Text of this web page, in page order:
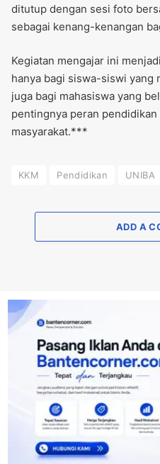
ditutup dengan sesi foto
sebagai kenang-kenangan
Kegiatan mengajar ini
hanya bagi siswa-siswi yang
juga bagi mahasiswa yang
pentingnya peran
masyarakat.***
KKM Pendidikan UNIBA
ADD A